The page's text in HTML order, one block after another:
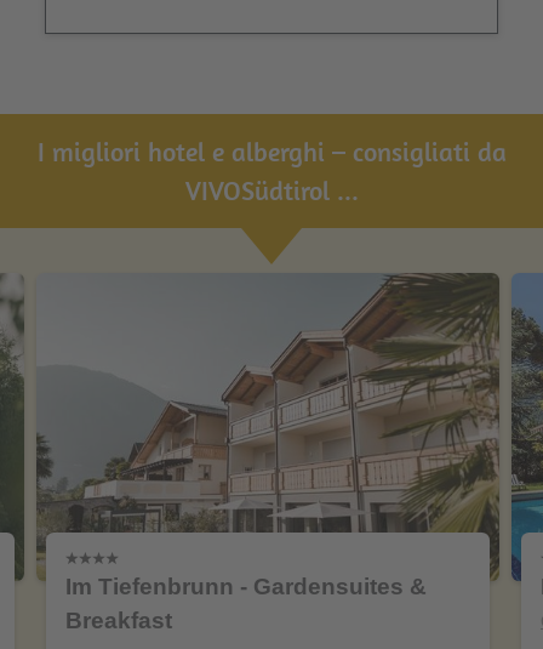
I migliori hotel e alberghi – consigliati da
VIVOSüdtirol ...
Im Tiefenbrunn - Gardensuites &
Breakfast